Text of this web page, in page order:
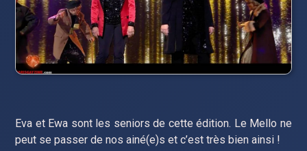
Eva et Ewa sont les seniors de cette édition. Le Mello ne
peut se passer de nos ainé(e)s et c’est très bien ainsi !